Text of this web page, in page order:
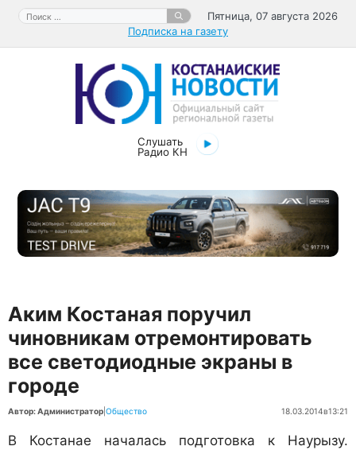
Перейти
содержимому
Поиск:
Пятница, 07 августа 2026
Подписка на газету
Слушать
Радио КН
Аким Костаная поручил
чиновникам отремонтировать
все светодиодные экраны в
городе
Автор: Администратор Общество 18.03.2014в13:21
В Костанае началась подготовка к Наурызу.